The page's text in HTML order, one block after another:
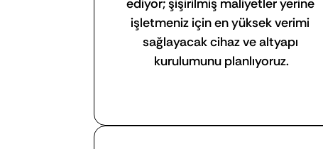
ediyor; şişirilmiş maliyetler yerine
işletmeniz için en yüksek verimi
sağlayacak cihaz ve altyapı
kurulumunu planlıyoruz.